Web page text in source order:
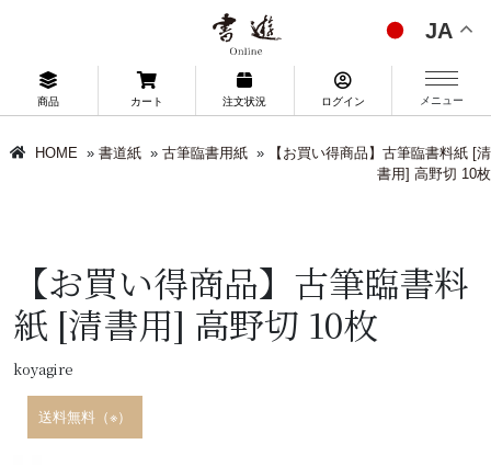
JA
商品 カート 注文状況 ログイン メニュー
HOME » 書道紙 » 古筆臨書用紙 »
【お買い得商品】古筆臨書料紙 [清
書用] 高野切 10枚
【お買い得商品】古筆臨書料
紙 [清書用] 高野切 10枚
koyagire
送料無料（※）